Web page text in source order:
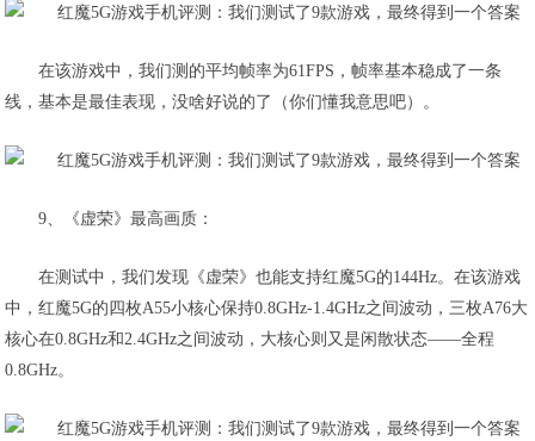
在该游戏中，我们测的平均帧率为61FPS，帧率基本稳成了一条
线，基本是最佳表现，没啥好说的了（你们懂我意思吧）。
9、《虚荣》最高画质：
在测试中，我们发现《虚荣》也能支持红魔5G的144Hz。在该游戏
中，红魔5G的四枚A55小核心保持0.8GHz-1.4GHz之间波动，三枚A76大
核心在0.8GHz和2.4GHz之间波动，大核心则又是闲散状态——全程
0.8GHz。